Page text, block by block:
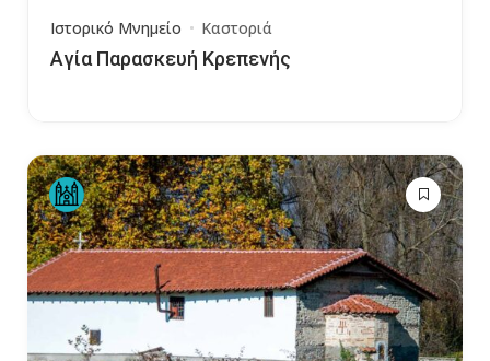
Ιστορικό Μνημείο Καστοριά
Αγία Παρασκευή Κρεπενής